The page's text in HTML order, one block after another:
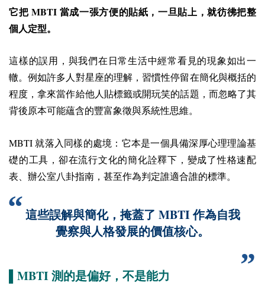
它把 MBTI 當成一張方便的貼紙，一旦貼上，就彷彿把整
個人定型。
這樣的誤用，與我們在日常生活中經常看見的現象如出一
轍。例如許多人對星座的理解，習慣性停留在簡化與概括的
程度，拿來當作給他人貼標籤或開玩笑的話題，而忽略了其
背後原本可能蘊含的豐富象徵與系統性思維。
MBTI 就落入同樣的處境：它本是一個具備深厚心理理論基
礎的工具，卻在流行文化的簡化詮釋下，變成了性格速配
表、辦公室八卦指南，甚至作為判定誰適合誰的標準。
這些誤解與簡化，掩蓋了 MBTI作為自我
覺察與人格發展的價值核心。
MBTI 測的是偏好，不是能力